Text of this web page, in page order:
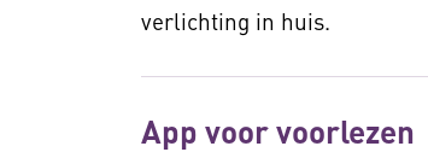
verlichting in huis.
App voor voorlezen